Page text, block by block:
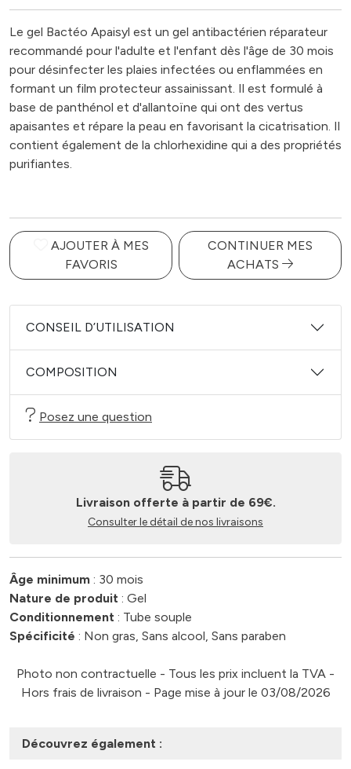
Le gel Bactéo Apaisyl est un gel antibactérien réparateur
recommandé pour l'adulte et l'enfant dès l'âge de 30 mois
pour désinfecter les plaies infectées ou enflammées en
formant un film protecteur assainissant. Il est formulé à
base de panthénol et d'allantoïne qui ont des vertus
apaisantes et répare la peau en favorisant la cicatrisation. Il
contient également de la chlorhexidine qui a des propriétés
purifiantes.
AJOUTER À MES
FAVORIS
CONTINUER MES
ACHATS
CONSEIL D’UTILISATION
COMPOSITION
Posez une question
Livraison offerte à partir de 69€.
Consulter le détail de nos livraisons
Âge minimum : 30 mois
Nature de produit : Gel
Conditionnement : Tube souple
Spécificité : Non gras, Sans alcool, Sans paraben
Photo non contractuelle - Tous les prix incluent la TVA -
Hors frais de livraison - Page mise à jour le 03/08/2026
Découvrez également :